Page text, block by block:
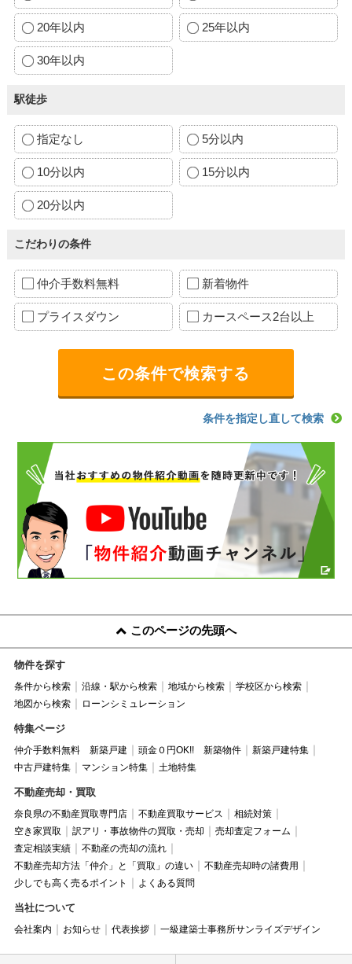
20年以内 25年以内
30年以内
駅徒歩
指定なし 5分以内
10分以内 15分以内
20分以内
こだわりの条件
仲介手数料無料 新着物件
プライスダウン カースペース2台以上
条件を指定し直して検索
このページの先頭へ
物件を探す
条件から検索 沿線・駅から検索 地域から検索
学校区から検索
地図から検索
ローンシミュレーション
特集ページ
仲介手数料無料 新築戸建 頭金０円OK!! 新築物件
新築戸建特集
中古戸建特集
マンション特集 土地特集
不動産売却・買取
奈良県の不動産買取専門店 不動産買取サービス
相続対策
空き家買取
訳アリ・事故物件の買取・売却
売却査定フォーム
査定相談実績
不動産の売却の流れ
不動産売却方法「仲介」と「買取」の違い
不動産売却時の諸費用
少しでも高く売るポイント
よくある質問
当社について
会社案内 お知らせ 代表挨拶 一級建築士事務所サンライズデザイン